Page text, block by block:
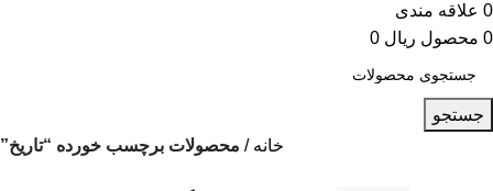
0 علاقه مندی
0 محصول ریال
جستجو
خانه
محصولات برچسب خورده “تاریخ”